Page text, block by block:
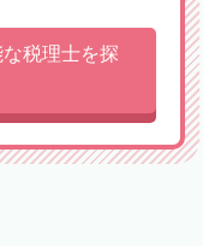
税理士を探